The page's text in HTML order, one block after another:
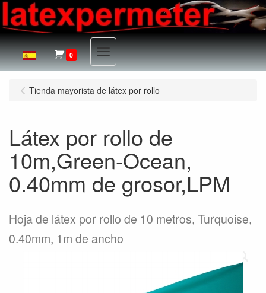
0 Menu
Tienda mayorista de látex por rollo
Látex por rollo de
10m,Green-Ocean,
0.40mm de grosor,LPM
Hoja de látex por rollo de 10 metros, Turquoise,
0.40mm, 1m de ancho